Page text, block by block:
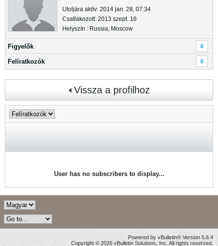
Utoljára aktív: 2014 jan. 28, 07:34
Csatlakozott: 2013 szept. 16
Helyszín : Russia, Moscow
Figyelők 0
Felíratkozók 0
Vissza a profilhoz
User has no subscribers to display...
Powered by vBulletin® Version 5.6.4
Copyright © 2026 vBulletin Solutions, Inc. All rights reserved.